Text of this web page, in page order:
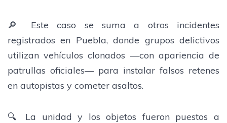
🔎 Este caso se suma a otros incidentes
registrados en Puebla, donde grupos delictivos
utilizan vehículos clonados —con apariencia de
patrullas oficiales— para instalar falsos retenes
en autopistas y cometer asaltos.
🔍 La unidad y los objetos fueron puestos a